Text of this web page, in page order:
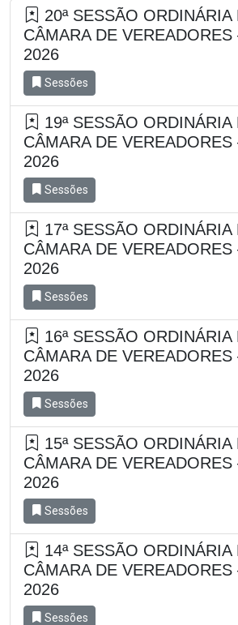
20ª SESSÃO ORDINÁRIA
CÂMARA DE VEREADORES
2026
Sessões
19ª SESSÃO ORDINÁRIA
CÂMARA DE VEREADORES
2026
Sessões
17ª SESSÃO ORDINÁRIA
CÂMARA DE VEREADORES
2026
Sessões
16ª SESSÃO ORDINÁRIA
CÂMARA DE VEREADORES
2026
Sessões
15ª SESSÃO ORDINÁRIA
CÂMARA DE VEREADORES
2026
Sessões
14ª SESSÃO ORDINÁRIA
CÂMARA DE VEREADORES
2026
Sessões